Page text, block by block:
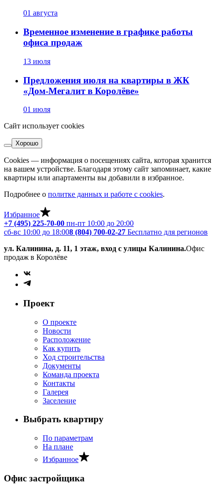
01 августа
Временное изменение в графике работы
офиса продаж
13 июля
Предложения июля на квартиры в ЖК
«Дом-Мегалит в Королёве»
01 июля
Сайт использует cookies
Хорошо
Cookies — информация о посещениях сайта, которая хранится
на вашем устройстве. Благодаря этому сайт запоминает, какие
квартиры или апартаменты вы добавили в избранное.
Подробнее о политке данных и работе с cookies.
Избранное
+7 (495) 225-70-00 пн-пт 10:00 до 20:00
сб-вс 10:00 до 18:008 (804) 700-02-27 Бесплатно для регионов
ул. Калинина, д. 11, 1 этаж, вход с улицы Калинина.Офис
продаж в Королёве
Проект
О проекте
Новости
Расположение
Как купить
Ход строительства
Документы
Команда проекта
Контакты
Галерея
Заселение
Выбрать квартиру
По параметрам
На плане
Избранное
Офис застройщика